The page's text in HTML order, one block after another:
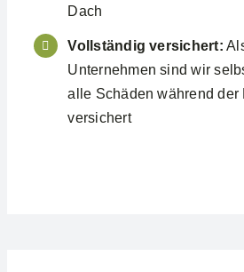
Dach
Vollständig versichert:
Unternehmen sind wir
alle Schäden während der
versichert